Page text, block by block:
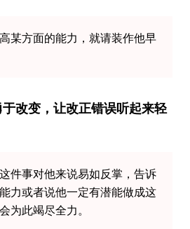
某方面的能力，就请装作他早
改变，让改正错误听起来轻
件事对他来说易如反掌，告诉
力或者说他一定有潜能做成这
为此竭尽全力。